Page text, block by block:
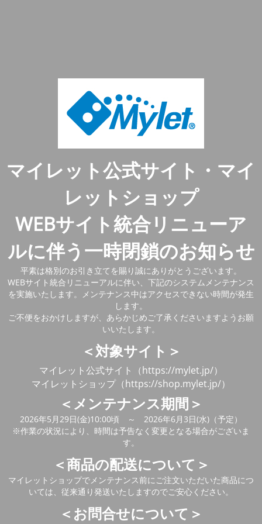
マイレット公式サイト・マイ
レットショップ
WEBサイト統合リニューア
ルに伴う一時閉鎖のお知らせ
平素は格別のお引き立てを賜り誠にありがとうございます。
WEBサイト統合リニューアルに伴い、下記のシステムメンテナンス
を実施いたします。メンテナンス中はアクセスできない時間が発生
します。
ご不便をおかけしますが、あらかじめご了承くださいますようお願
いいたします。
＜対象サイト＞
マイレット公式サイト（https://mylet.jp/）
マイレットショップ（https://shop.mylet.jp/）
＜メンテナンス期間＞
2026年5月29日(金)10:00頃 ～ 2026年6月3日(水)（予定）
※作業の状況により、時間は予告なく変更となる場合がございま
す。
＜商品の配送について＞
マイレットショップでメンテナンス前にご注文いただいた商品につ
いては、従来通り発送いたしますのでご安心ください。
＜お問合せについて＞